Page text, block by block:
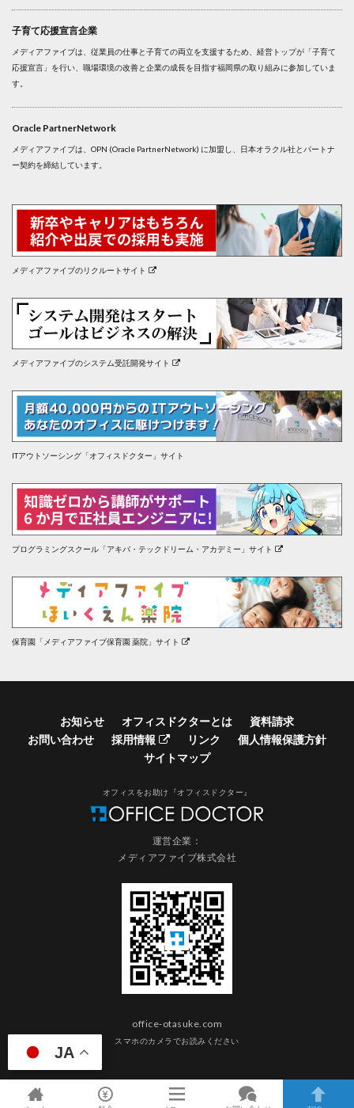
子育て応援宣言企業
メディアファイブは、従業員の仕事と子育ての両立を支援するため、経営トップが「子育て
応援宣言」を行い、職場環境の改善と企業の成長を目指す福岡県の取り組みに参加していま
す。
Oracle PartnerNetwork
メディアファイブは、OPN (Oracle PartnerNetwork) に加盟し、日本オラクル社とパートナ
ー契約を締結しています。
メディアファイブのリクルートサイト
メディアファイブのシステム受託開発サイト
ITアウトソーシング「オフィスドクター」サイト
プログラミングスクール「アキバ・テックドリーム・アカデミー」サイト
保育園「メディアファイブ保育園 薬院」サイト
お知らせ オフィスドクターとは
資料請求
お問い合わせ
採用情報 リンク
個人情報保護方針
サイトマップ
オフィスをお助け『オフィスドクター』
運営企業：
メディアファイブ株式会社
office-otasuke.com
スマホのカメラでお読みください
JA